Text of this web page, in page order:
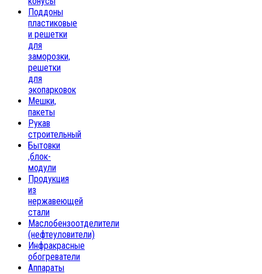
Поддоны
пластиковые
и решетки
для
заморозки,
решетки
для
экопарковок
Мешки,
пакеты
Рукав
строительный
Бытовки
,блок-
модули
Продукция
из
нержавеющей
стали
Маслобензоотделители
(нефтеуловители)
Инфракрасные
обогреватели
Аппараты